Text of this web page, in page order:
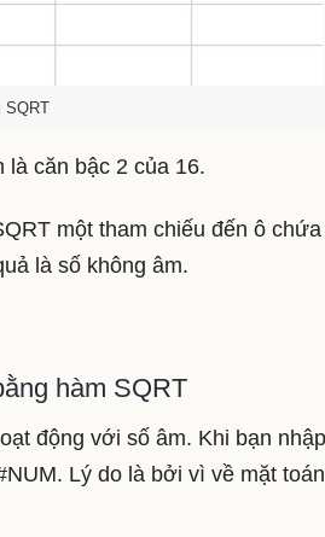
SQRT
căn bậc 2 của 16.
một tham chiếu đến ô
là số không âm.
hàm SQRT
động với số âm. Khi bạn
Lý do là bởi vì về mặt toán